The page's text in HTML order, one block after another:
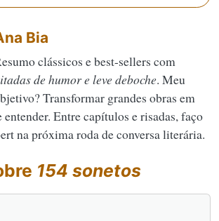
Bia
clássicos e best-sellers com
de humor e leve deboche. Meu
Transformar grandes obras em
entender. Entre capítulos e risadas, faço
na próxima roda de conversa literária.
154 sonetos